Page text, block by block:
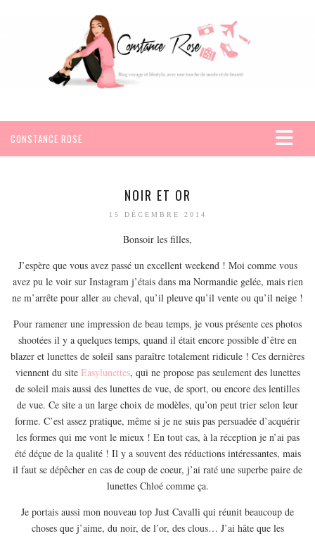
CONSTANCE ROSE
AMÉRIQUE
MEXIQUE
EUROPE
ESPAGNE
FRANCE
GRÈCE
HONGRIE
ITALIE
PAYS BAS
RÉPUBLIQUE TCHÈQUE
AUSTRALIE
NOIR ET OR
15 DÉCEMBRE 2014
Bonsoir les filles,
J’espère que vous avez passé un excellent weekend ! Moi comme vous
avez pu le voir sur Instagram j’étais dans ma Normandie gelée, mais rien
ne m’arrête pour aller au cheval, qu’il pleuve qu’il vente ou qu’il neige !
Pour ramener une impression de beau temps, je vous présente ces photos
shootées il y a quelques temps, quand il était encore possible d’être en
blazer et lunettes de soleil sans paraître totalement ridicule ! Ces dernières
viennent du site Easylunettes, qui ne propose pas seulement des lunettes
de soleil mais aussi des lunettes de vue, de sport, ou encore des lentilles
de vue. Ce site a un large choix de modèles, qu’on peut trier selon leur
forme. C’est assez pratique, même si je ne suis pas persuadée d’acquérir
les formes qui me vont le mieux ! En tout cas, à la réception je n’ai pas
été déçue de la qualité ! Il y a souvent des réductions intéressantes, mais
il faut se dépêcher en cas de coup de coeur, j’ai raté une superbe paire de
lunettes Chloé comme ça.
Je portais aussi mon nouveau top Just Cavalli qui réunit beaucoup de
choses que j’aime, du noir, de l’or, des clous… J’ai hâte que les